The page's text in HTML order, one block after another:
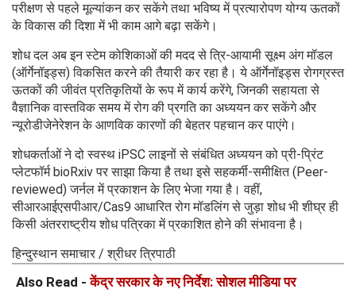
परीक्षण से पहले मूल्यांकन कर सकेंगे तथा भविष्य में प्रत्यारोपण योग्य ऊतकों
के विकास की दिशा में भी काम आगे बढ़ा सकेंगे।
शोध दल अब इन स्टेम कोशिकाओं की मदद से त्रि-आयामी सूक्ष्म अंग मॉडल
(ऑर्गेनॉइड्स) विकसित करने की तैयारी कर रहा है। ये ऑर्गेनॉइड्स रोगग्रस्त
ऊतकों की जीवंत प्रतिकृतियों के रूप में कार्य करेंगे, जिनकी सहायता से
वैज्ञानिक वास्तविक समय में रोग की प्रगति का अध्ययन कर सकेंगे और
न्यूरोडीजेनेरेशन के आणविक कारणों की बेहतर पहचान कर पाएंगे।
शोधकर्ताओं ने दो स्वस्थ iPSC लाइनों से संबंधित अध्ययन को प्री-प्रिंट
प्लेटफॉर्म bioRxiv पर साझा किया है तथा इसे सहकर्मी-समीक्षित (Peer-
reviewed) जर्नल में प्रकाशन के लिए भेजा गया है। वहीं,
सीआरआईएसपीआर/Cas9 आधारित रोग मॉडलिंग से जुड़ा शोध भी शीघ्र ही
किसी अंतरराष्ट्रीय शोध पत्रिका में प्रकाशित होने की संभावना है।
हिन्दुस्थान समाचार / श्रीधर त्रिपाठी
Also Read -केंद्र सरकार के नए निर्देश: सोशल मीडिया पर